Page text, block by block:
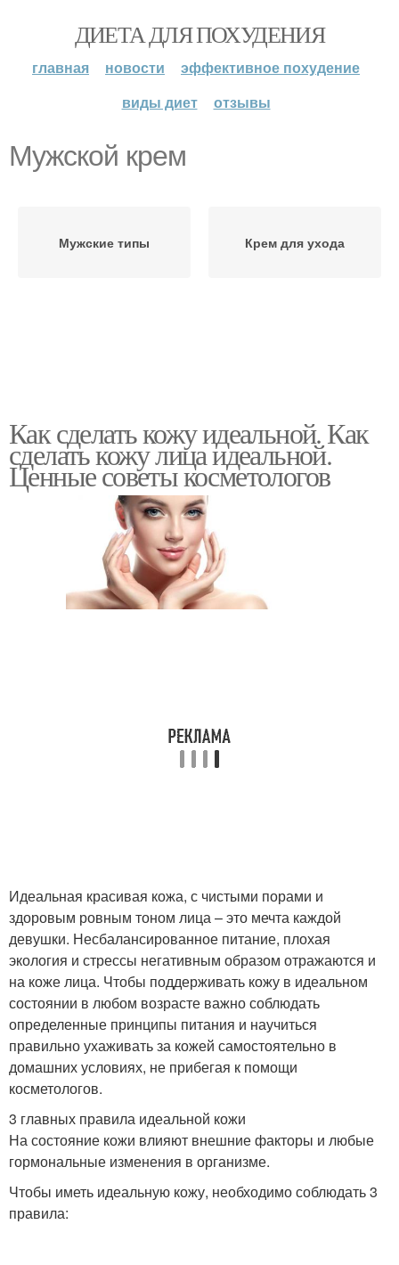
ДИЕТА ДЛЯ ПОХУДЕНИЯ
главная новости
эффективное похудение
виды диет
отзывы
Мужской крем
Мужские типы Крем для ухода
Как сделать кожу идеальной. Как
сделать кожу лица идеальной.
Ценные советы косметологов
Идеальная красивая кожа, с чистыми порами и
здоровым ровным тоном лица – это мечта каждой
девушки. Несбалансированное питание, плохая
экология и стрессы негативным образом отражаются и
на коже лица. Чтобы поддерживать кожу в идеальном
состоянии в любом возрасте важно соблюдать
определенные принципы питания и научиться
правильно ухаживать за кожей самостоятельно в
домашних условиях, не прибегая к помощи
косметологов.
3 главных правила идеальной кожи
На состояние кожи влияют внешние факторы и любые
гормональные изменения в организме.
Чтобы иметь идеальную кожу, необходимо соблюдать 3
правила: